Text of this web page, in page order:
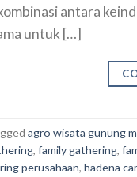
antara
untuk […]
agro wisata gunung
, family gathering,
perusahaan, hadena